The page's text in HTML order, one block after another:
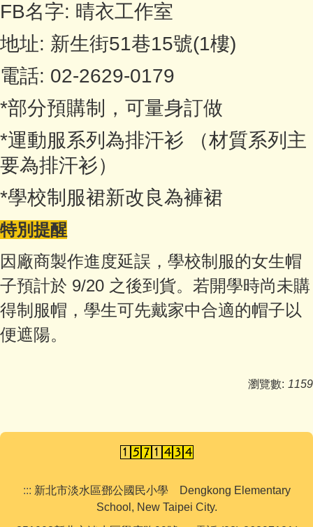
FB名字: 晴衣工作室
地址: 新生街51巷15號(1樓)
電話: 02-2629-0179
*部分預購制，可量身訂做
*運動服系列為排汗衫 （材質系列主
要為排汗衫）
*學校制服裙新改良為褲裙
特別提醒
因廠商製作進度延誤，學校制服的女生帽
子預計於 9/20 之後到貨。若開學時尚未購
得制服帽，學生可先戴家中合適的帽子以
便遮陽。
瀏覽數: 1159
::: 新北市淡水區鄧公國民小學 Dengkong Elementary
School, New Taipei City.